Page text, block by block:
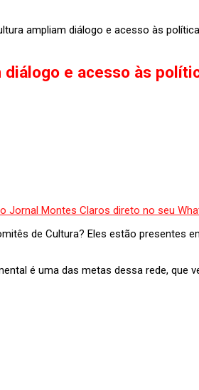
ampliam diálogo e acesso às
diálogo e acesso às
de Cultura? Eles estão presentes
é uma das metas dessa rede, que